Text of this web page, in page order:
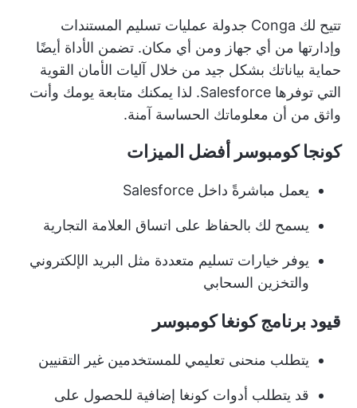
تتيح لك Conga جدولة عمليات تسليم المستندات
وإدارتها من أي جهاز ومن أي مكان. تضمن الأداة أيضًا
حماية بياناتك بشكل جيد من خلال آليات الأمان القوية
التي توفرها Salesforce. لذا يمكنك متابعة يومك وأنت
واثق من أن معلوماتك الحساسة آمنة.
كونجا كومبوسر أفضل الميزات
يعمل مباشرةً داخل Salesforce
يسمح لك بالحفاظ على اتساق العلامة التجارية
يوفر خيارات تسليم متعددة مثل البريد الإلكتروني
والتخزين السحابي
قيود برنامج كونغا كومبوسر
يتطلب منحنى تعليمي للمستخدمين غير التقنيين
قد يتطلب أدوات كونغا إضافية للحصول على